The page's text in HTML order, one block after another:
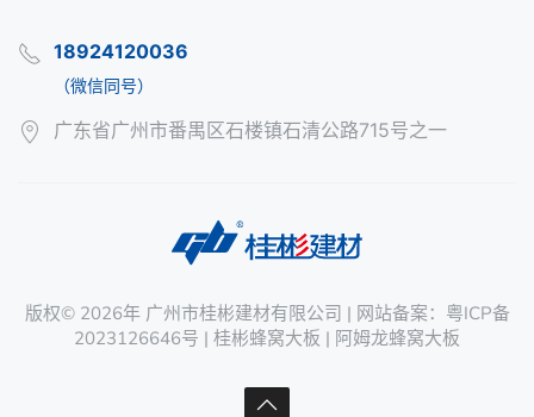
18924120036
（微信同号）
广东省广州市番禺区石楼镇石清公路715号之一
版权© 2026年 广州市桂彬建材有限公司 | 网站备案： 粤ICP备
2023126646号 | 桂彬蜂窝大板 | 阿姆龙蜂窝大板